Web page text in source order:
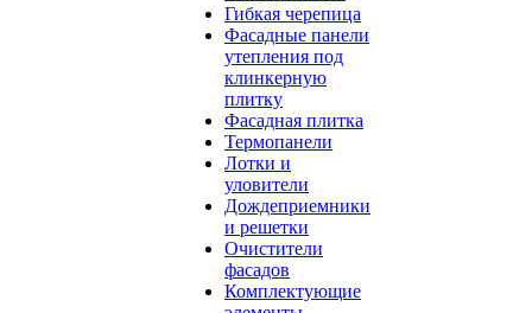
Гибкая черепица
Фасадные панели
утепления под
клинкерную
плитку
Фасадная плитка
Термопанели
Лотки и
уловители
Дождеприемники
и решетки
Очистители
фасадов
Комплектующие